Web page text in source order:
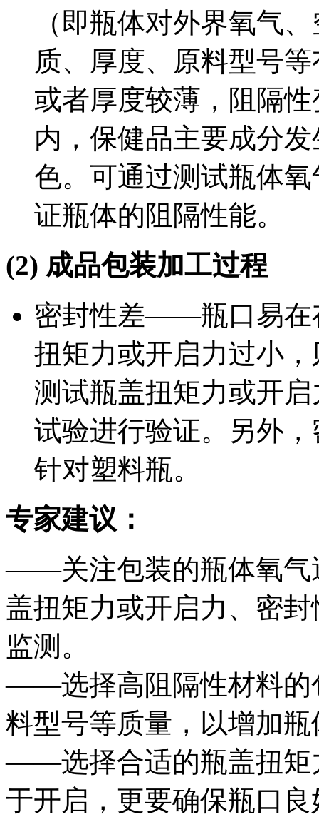
（即瓶体对外界氧气
质、厚度、原料型号
或者厚度较薄，阻隔
内，保健品主要成分
色。可通过测试瓶体
证瓶体的阻隔性能。
(2) 成品包装加工过程
密封性差——瓶口易在
扭矩力或开启力过小
测试瓶盖扭矩力或开
试验进行验证。另外
针对塑料瓶。
专家建议：
——关注包装的瓶体氧气
盖扭矩力或开启力、密
监测。
——选择高阻隔性材料的
料型号等质量，以增加
——选择合适的瓶盖扭矩
于开启，更要确保瓶口